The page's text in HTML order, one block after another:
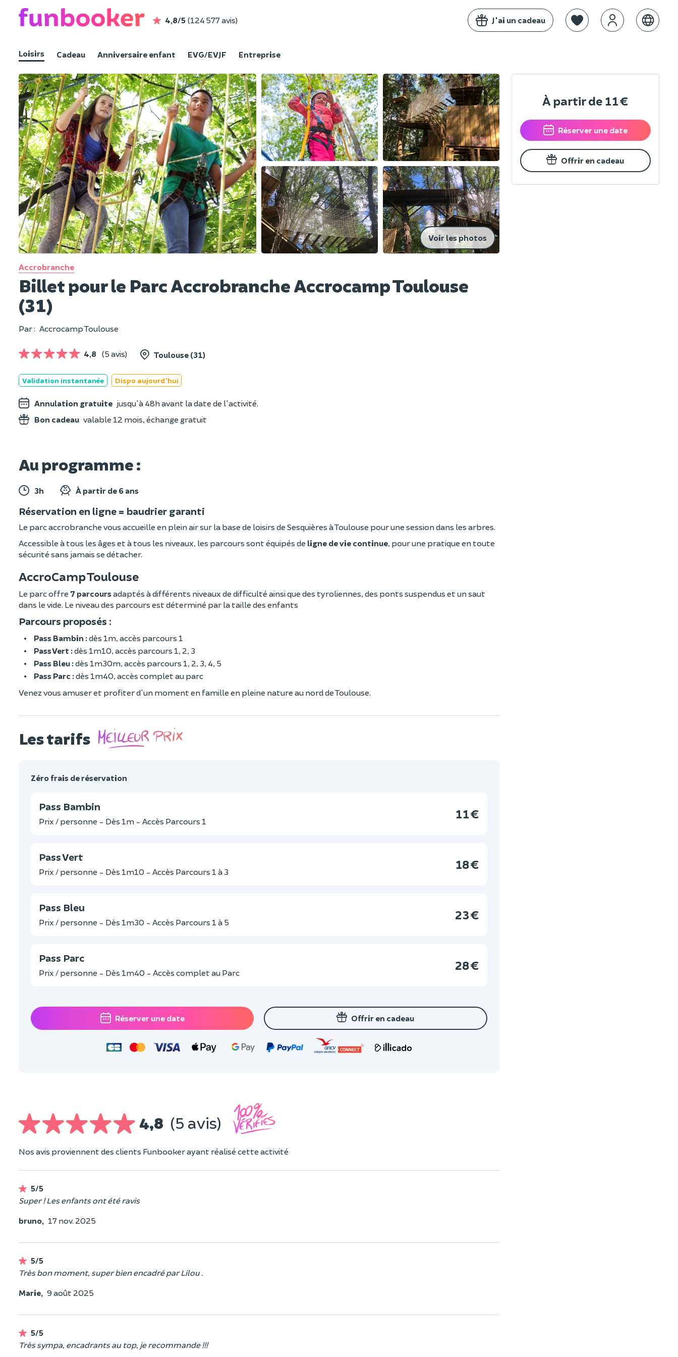
4,8/5 (124 577 avis) J'ai un cadeau
Loisirs Cadeau Anniversaire enfant EVG/EVJF Entreprise
Voir les photos
Accrobranche
Billet pour le Parc Accrobranche Accrocamp Toulouse
(31)
Par : Accrocamp Toulouse
4,8 (5 avis) Toulouse (31)
Validation instantanée Dispo aujourd'hui
Annulation gratuite jusqu'à 48h avant la date de l'activité.
Bon cadeau valable 12 mois, échange gratuit
Au programme :
3h À partir de 6 ans
Réservation en ligne = baudrier garanti
Le parc accrobranche vous accueille en plein air sur la base de loisirs de Sesquières à Toulouse pour une session dans les arbres.
Accessible à tous les âges et à tous les niveaux, les parcours sont équipés de ligne de vie continue, pour une pratique en toute
sécurité sans jamais se détacher.
AccroCamp Toulouse
Le parc offre 7 parcoursadaptés à différents niveaux de difficulté ainsi que des tyroliennes, des ponts suspendus et un saut
dans le vide. Le niveau des parcours est déterminé par la taille des enfants
Parcours proposés :
Pass Bambin :dès 1m, accès parcours 1
Pass Vert :dès 1m10, accès parcours 1, 2, 3
Pass Bleu :dès 1m30m, accès parcours 1, 2, 3, 4, 5
Pass Parc :dès 1m40, accès complet au parc
Venez vous amuser et profiter d'un moment en famille en pleine nature au nord de Toulouse.
Les tarifs
Zéro frais de réservation
Pass Bambin
Prix / personne - Dès 1m - Accès Parcours 1
11 €
Pass Vert
Prix / personne - Dès 1m10 - Accès Parcours 1 à 3
18 €
Pass Bleu
Prix / personne - Dès 1m30 - Accès Parcours 1 à 5
23 €
Pass Parc
Prix / personne - Dès 1m40 - Accès complet au Parc
28 €
Réserver une date Offrir en cadeau
4,8 (5 avis)
Nos avis proviennent des clients Funbooker ayant réalisé cette activité
5/5
Super ! Les enfants ont été ravis
bruno, 17 nov. 2025
5/5
Très bon moment, super bien encadré par Lilou .
Marie, 9 août 2025
5/5
Très sympa, encadrants au top, je recommande !!!
À partir de 11 €
Réserver une date
Offrir en cadeau